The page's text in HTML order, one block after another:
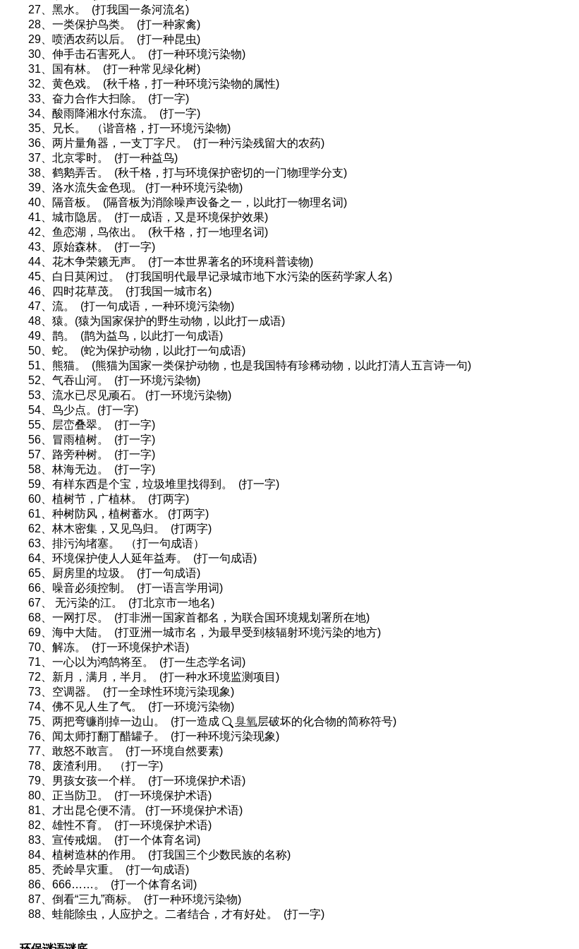
27、黑水。 (打我国一条河流名)
28、一类保护鸟类。 (打一种家禽)
29、喷洒农药以后。 (打一种昆虫)
30、伸手击石害死人。 (打一种环境污染物)
31、国有林。 (打一种常见绿化树)
32、黄色戏。 (秋千格，打一种环境污染物的属性)
33、奋力合作大扫除。 (打一字)
34、酸雨降湘水付东流。 (打一字)
35、兄长。 （谐音格，打一环境污染物)
36、两片量角器，一支丁字尺。 (打一种污染残留大的农药)
37、北京零时。 (打一种益鸟)
38、鹤鹅弄舌。 (秋千格，打与环境保护密切的一门物理学分支)
39、洛水流失金色现。 (打一种环境污染物)
40、隔音板。 (隔音板为消除噪声设备之一，以此打一物理名词)
41、城市隐居。 (打一成语，又是环境保护效果)
42、鱼恋湖，鸟依出。 (秋千格，打一地理名词)
43、原始森林。 (打一字)
44、花木争荣籁无声。 (打一本世界著名的环境科普读物)
45、白日莫闲过。 (打我国明代最早记录城市地下水污染的医药学家人名)
46、四时花草茂。 (打我国一城市名)
47、流。 (打一句成语，一种环境污染物)
48、猿。(猿为国家保护的野生动物，以此打一成语)
49、鹊。 (鹊为益鸟，以此打一句成语)
50、蛇。 (蛇为保护动物，以此打一句成语)
51、熊猫。 (熊猫为国家一类保护动物，也是我国特有珍稀动物，以此打清人五言诗一句)
52、气吞山河。 (打一环境污染物)
53、流水已尽见顽石。 (打一环境污染物)
54、鸟少点。(打一字)
55、层峦叠翠。 (打一字)
56、冒雨植树。 (打一字)
57、路旁种树。 (打一字)
58、林海无边。 (打一字)
59、有样东西是个宝，垃圾堆里找得到。 (打一字)
60、植树节，广植林。 (打两字)
61、种树防风，植树蓄水。 (打两字)
62、林木密集，又见鸟归。 (打两字)
63、排污沟堵塞。 （打一句成语）
64、环境保护使人人延年益寿。 (打一句成语)
65、厨房里的垃圾。 (打一句成语)
66、噪音必须控制。 (打一语言学用词)
67、 无污染的江。 (打北京市一地名)
68、一网打尽。 (打非洲一国家首都名，为联合国环境规划署所在地)
69、海中大陆。 (打亚洲一城市名，为最早受到核辐射环境污染的地方)
70、解冻。 (打一环境保护术语)
71、一心以为鸿鹄将至。 (打一生态学名词)
72、新月，满月，半月。 (打一种水环境监测项目)
73、空调器。 (打一全球性环境污染现象)
74、佛不见人生了气。 (打一环境污染物)
75、两把弯镰削掉一边山。 (打一造成
臭氧层破坏的化合物的简称符号)
76、闻太师打翻丁醋罐子。 (打一种环境污染现象)
77、敢怒不敢言。 (打一环境自然要素)
78、废渣利用。 （打一字)
79、男孩女孩一个样。 (打一环境保护术语)
80、正当防卫。 (打一环境保护术语)
81、才出昆仑便不清。 (打一环境保护术语)
82、雄性不育。 (打一环境保护术语)
83、宣传戒烟。 (打一个体育名词)
84、植树造林的作用。 (打我国三个少数民族的名称)
85、秃岭旱灾重。 (打一句成语)
86、666……。 (打一个体育名词)
87、倒看“三九”商标。 (打一种环境污染物)
88、蛙能除虫，人应护之。二者结合，才有好处。 (打一字)